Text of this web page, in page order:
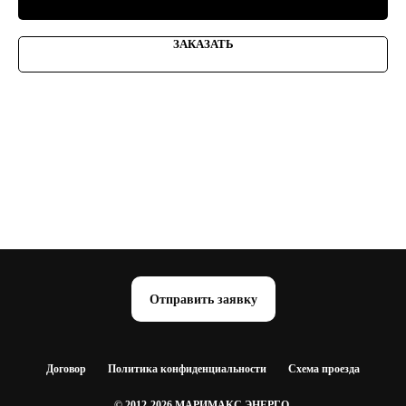
ЗАКАЗАТЬ
Отправить заявку
Договор Политика конфиденциальности Схема проезда